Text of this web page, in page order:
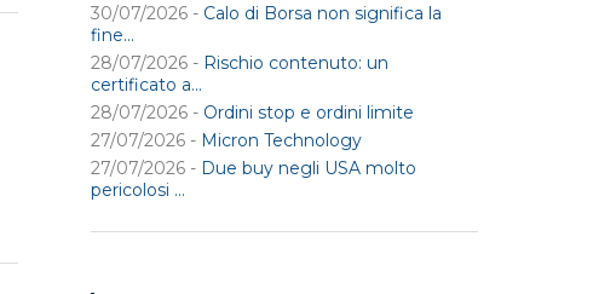
30/07/2026 - Calo di Borsa non significa la
fine...
28/07/2026 - Rischio contenuto: un
certificato a...
28/07/2026 - Ordini stop e ordini limite
27/07/2026 - Micron Technology
27/07/2026 - Due buy negli USA molto
pericolosi ...